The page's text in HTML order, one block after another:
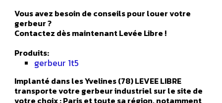
Vous avez besoin de conseils pour louer votre
gerbeur ?
Contactez dès maintenant Levée Libre !
Produits:
gerbeur 1t5
Implanté dans les Yvelines (78) LEVEE LIBRE
transporte votre gerbeur industriel sur le site de
votre choix : Paris et toute sa région, notamment